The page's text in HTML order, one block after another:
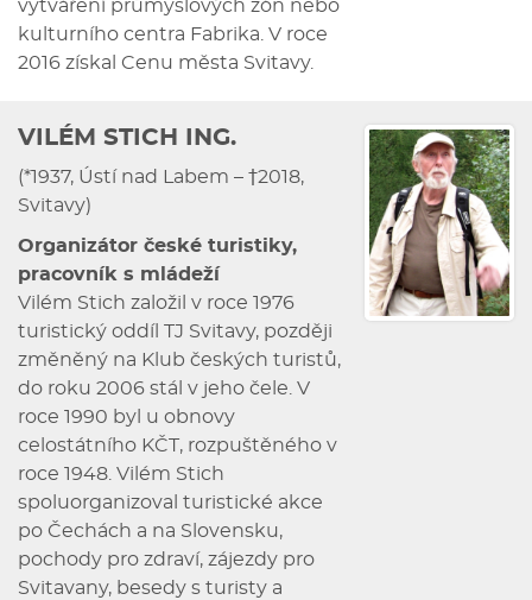
vytváření průmyslových zón nebo
kulturního centra Fabrika. V roce
2016 získal Cenu města Svitavy.
VILÉM STICH ING.
(*1937, Ústí nad Labem – †2018,
Svitavy)
Organizátor české turistiky,
pracovník s mládeží
Vilém Stich založil v roce 1976
turistický oddíl TJ Svitavy, později
změněný na Klub českých turistů,
do roku 2006 stál v jeho čele. V
roce 1990 byl u obnovy
celostátního KČT, rozpuštěného v
roce 1948. Vilém Stich
spoluorganizoval turistické akce
po Čechách a na Slovensku,
pochody pro zdraví, zájezdy pro
Svitavany, besedy s turisty a